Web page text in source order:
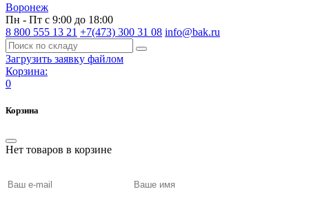
Воронеж
Пн - Пт с 9:00 до 18:00
8 800 555 13 21 +7(473) 300 31 08 info@bak.ru
Загрузить заявку файлом
Корзина:
0
Корзина
Нет товаров в корзине